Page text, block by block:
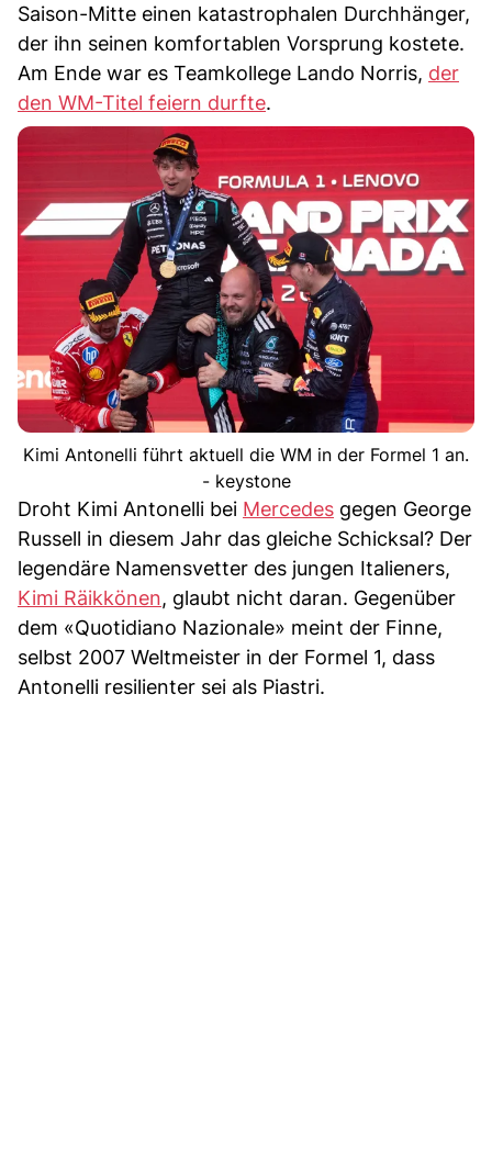
Saison-Mitte einen katastrophalen Durchhänger,
der ihn seinen komfortablen Vorsprung kostete.
Am Ende war es Teamkollege Lando Norris, der
den WM-Titel feiern durfte.
Kimi Antonelli führt aktuell die WM in der Formel 1 an.
- keystone
Droht Kimi Antonelli bei Mercedes gegen George
Russell in diesem Jahr das gleiche Schicksal? Der
legendäre Namensvetter des jungen Italieners,
Kimi Räikkönen, glaubt nicht daran. Gegenüber
dem «Quotidiano Nazionale» meint der Finne,
selbst 2007 Weltmeister in der Formel 1, dass
Antonelli resilienter sei als Piastri.